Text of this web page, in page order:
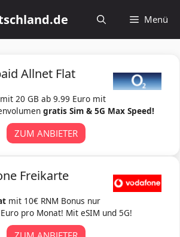
Menü
Allnet Flat
20 GB ab 9.99 Euro mit
gratis Sim & 5G Max Speed!
ZUM ANBIETER
Freikarte
mit 10€ RNM Bonus nur
pro Monat! Mit eSIM und 5G!